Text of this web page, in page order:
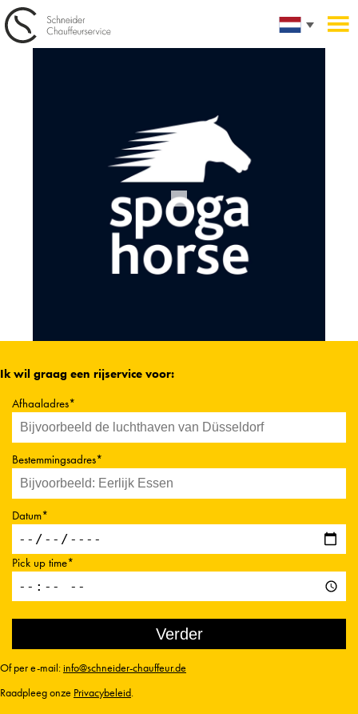
Ik wil graag een rijservice voor:
Afhaaladres*
Bestemmingsadres*
Datum*
Pick up time*
Of per e-mail:info@schneider-chauffeur.de
Raadpleeg onze Privacybeleid.